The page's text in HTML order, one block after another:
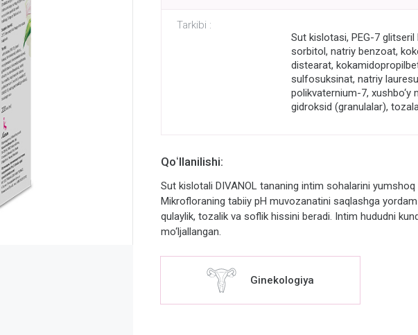
Tarkibi :
Sut kislotasi, PEG-7
sorbitol, natriy benzoat,
distearat,
sulfosuksinat, natriy
polikvaternium-7, xushbo‘y
gidroksid (granulalar),
Qoʻllanilishi:
Sut kislotali DIVANOL tananing intim sohalarini yumshoq
Mikrofloraning tabiiy pH muvozanatini saqlashga
qulaylik, tozalik va soflik hissini beradi. Intim hududni
mo‘ljallangan.
Ginekologiya